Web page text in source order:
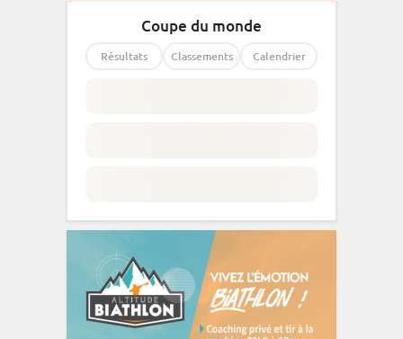
Coupe du monde
Résultats Classements Calendrier